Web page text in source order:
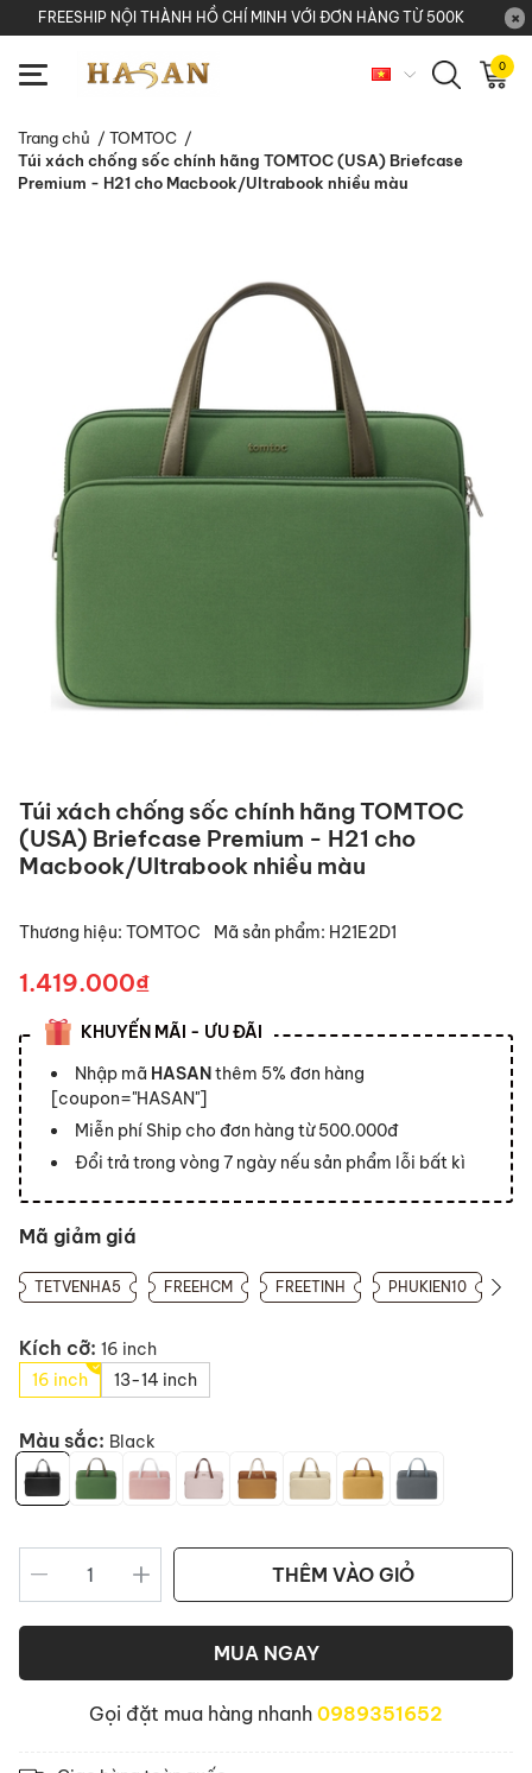
FREESHIP NỘI THÀNH HỒ CHÍ MINH VỚI ĐƠN HÀNG TỪ 500K
0
Trang chủ / TOMTOC /
Túi xách chống sốc chính hãng TOMTOC (USA) Briefcase
Premium - H21 cho Macbook/Ultrabook nhiều màu
Túi xách chống sốc chính hãng TOMTOC
(USA) Briefcase Premium - H21 cho
Macbook/Ultrabook nhiều màu
Thương hiệu: TOMTOC Mã sản phẩm: H21E2D1
1.419.000₫
KHUYẾN MÃI - ƯU ĐÃI
Nhập mã HASANthêm 5% đơn hàng
[coupon="HASAN"]
Miễn phí Ship cho đơn hàng từ 500.000đ
Đổi trả trong vòng 7 ngày nếu sản phẩm lỗi bất kì
Mã giảm giá
TETVENHA5 FREEHCM FREETINH PHUKIEN10
Kích cỡ: 16 inch
16 inch
13-14 inch
Màu sắc: Black
THÊM VÀO GIỎ
MUA NGAY
Gọi đặt mua hàng nhanh 0989351652